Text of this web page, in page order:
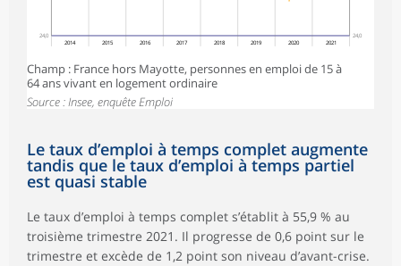
24,0 24,0
2014 2015 2016 2017 2018 2019 2020 2021
Champ : France hors Mayotte, personnes en emploi de 15 à
64 ans vivant en logement ordinaire
Source : Insee, enquête Emploi
Le taux d’emploi à temps complet augmente
tandis que le taux d’emploi à temps partiel
est quasi stable
Le taux d’emploi à temps complet s’établit à 55,9 % au
troisième trimestre 2021. Il progresse de 0,6 point sur le
trimestre et excède de 1,2 point son niveau d’avant-crise.